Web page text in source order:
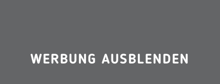
WERBUNG AUSBLENDEN